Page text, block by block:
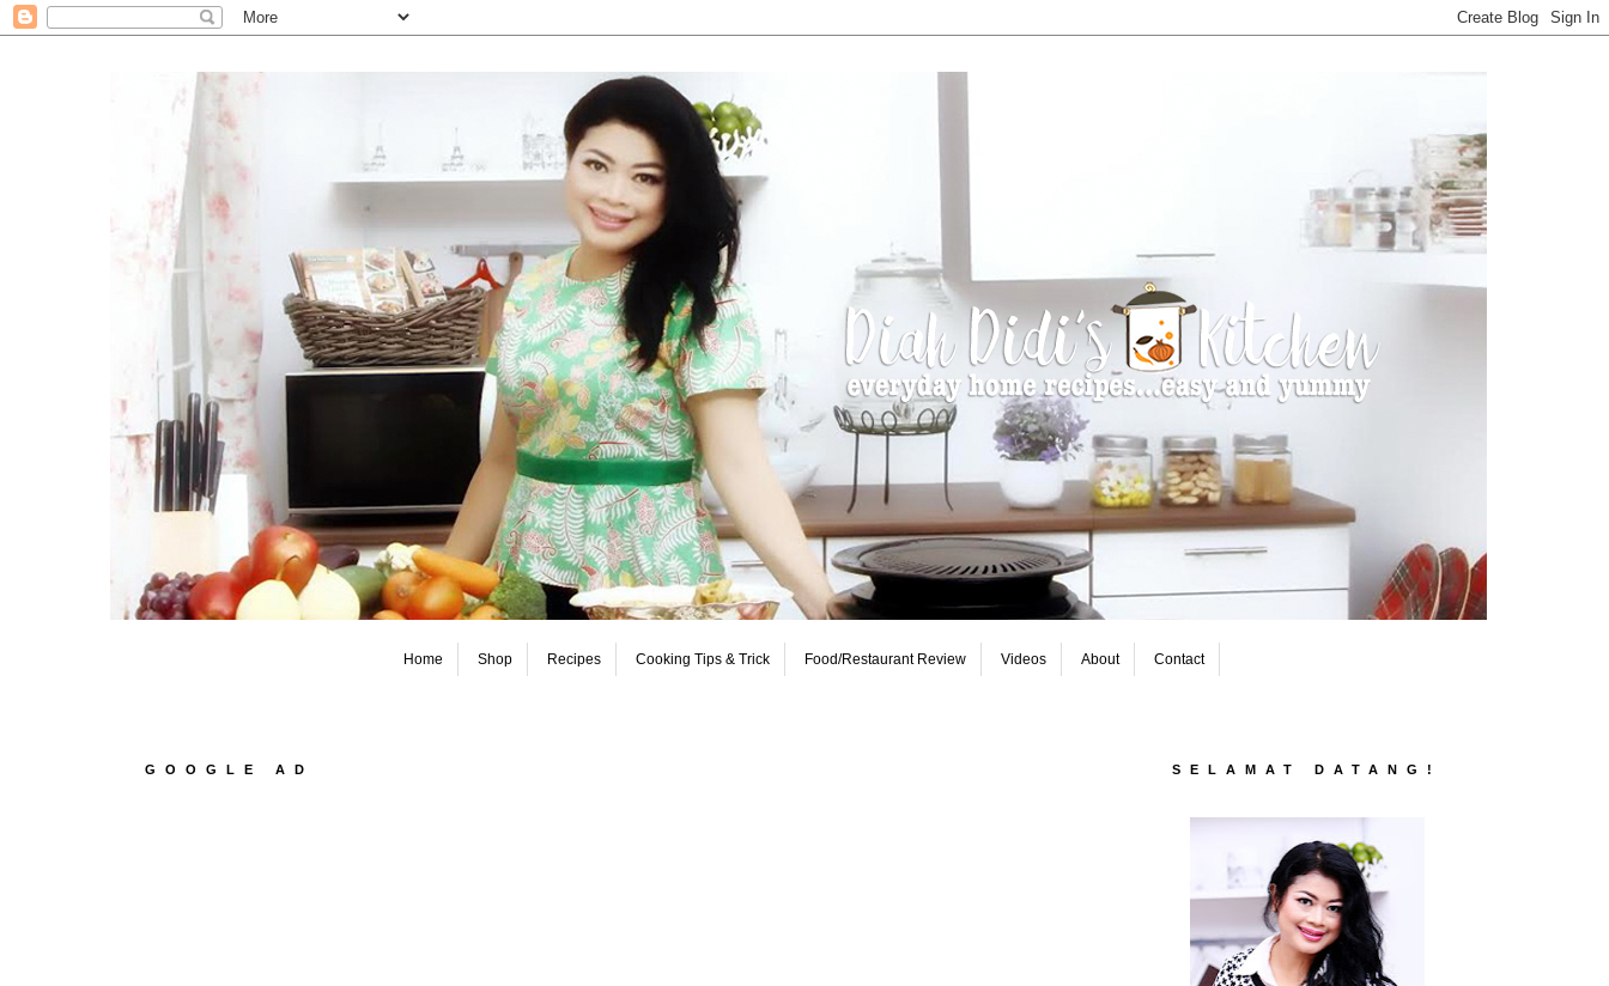
Home Shop Recipes Cooking Tips & Trick Food/Restaurant Review Videos About Contact
GOOGLE AD SELAMAT DATANG!